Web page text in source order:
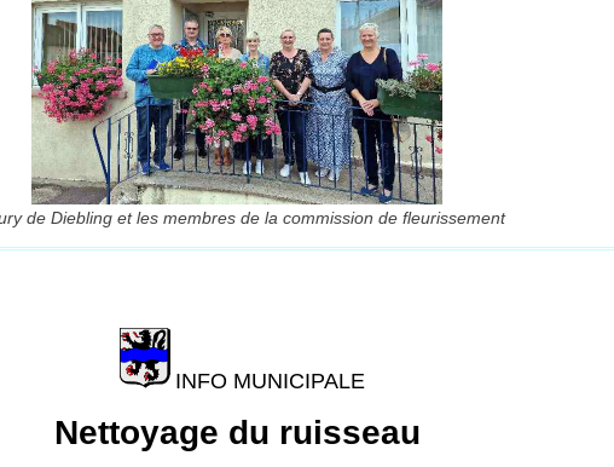
de Diebling et les membres de la commission de fleurissement
INFO MUNICIPALE
Nettoyage du ruisseau